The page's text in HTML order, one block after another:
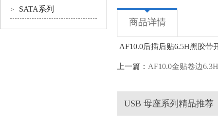
> SATA系列
商品详情
AF10.0后插后贴6.5H黑胶带
上一篇： AF10.0金贴卷边
USB 母座系列精品推荐